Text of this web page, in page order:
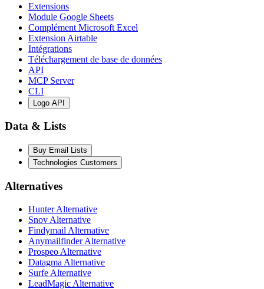
Extensions
Module Google Sheets
Complément Microsoft Excel
Extension Airtable
Intégrations
Téléchargement de base de données
API
MCP Server
CLI
Logo API
Data & Lists
Buy Email Lists
Technologies Customers
Alternatives
Hunter Alternative
Snov Alternative
Findymail Alternative
Anymailfinder Alternative
Prospeo Alternative
Datagma Alternative
Surfe Alternative
LeadMagic Alternative